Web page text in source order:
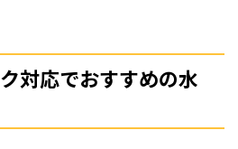
対応でおすすめの水